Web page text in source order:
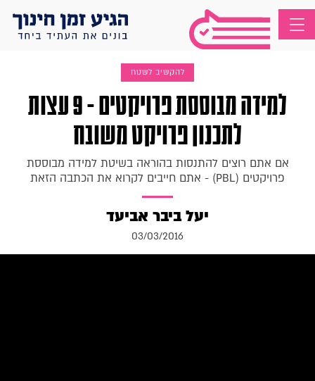
להקשיב לשטח
למידה מבוססת פרויקטים - 9 עצות
לתכנון פרויקט משובח
אם אתם רוצים להתנסות בהוראה בשיטת למידה מבוססת
פרויקטים (PBL) - אתם חייבים לקרוא את הכתבה הזאת
יעל ביבר אביעד
03/03/2016